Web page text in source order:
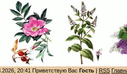
20:41Приветствую Вас Гость|RSS